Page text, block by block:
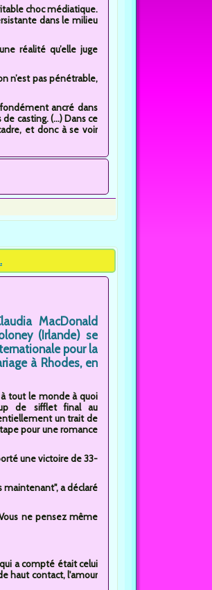
choc médiatique.
dans le milieu
réalité qu’elle juge
n’est pas pénétrable,
ancré dans
casting. (...) Dans ce
et donc à se voir
MacDonald
(Irlande) se
pour la
à Rhodes, en
tout le monde à quoi
de sifflet final au
un trait de
pour une romance
une victoire de 33-
maintenant", a déclaré
ne pensez même
a compté était celui
haut contact, l'amour